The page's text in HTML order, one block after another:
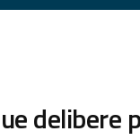
delibere